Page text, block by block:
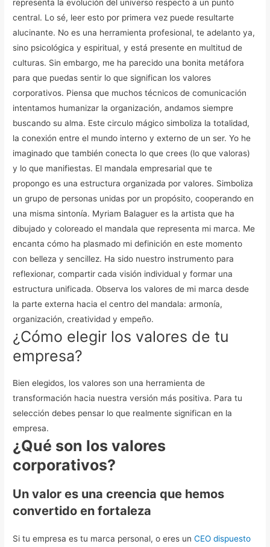
representa la evolución del universo respecto a un punto
central. Lo sé, leer esto por primera vez puede resultarte
alucinante. No es una herramienta profesional, te adelanto ya,
sino psicológica y espiritual, y está presente en multitud de
culturas. Sin embargo, me ha parecido una bonita metáfora
para que puedas sentir lo que significan los valores
corporativos. Piensa que muchos técnicos de comunicación
intentamos humanizar la organización, andamos siempre
buscando su alma. Este circulo mágico simboliza la totalidad,
la conexión entre el mundo interno y externo de un ser. Yo he
imaginado que también conecta lo que crees (lo que valoras)
y lo que manifiestas. El mandala empresarial que te
propongo es una estructura organizada por valores. Simboliza
un grupo de personas unidas por un propósito, cooperando en
una misma sintonía. Myriam Balaguer es la artista que ha
dibujado y coloreado el mandala que representa mi marca. Me
encanta cómo ha plasmado mi definición en este momento
con belleza y sencillez. Ha sido nuestro instrumento para
reflexionar, compartir cada visión individual y formar una
estructura unificada. Observa los valores de mi marca desde
la parte externa hacia el centro del mandala: armonía,
organización, creatividad y empeño.
¿Cómo elegir los valores de tu
empresa?
Bien elegidos, los valores son una herramienta de
transformación hacia nuestra versión más positiva. Para tu
selección debes pensar lo que realmente significan en la
empresa.
¿Qué son los valores
corporativos?
Un valor es una creencia que hemos
convertido en fortaleza
Si tu empresa es tu marca personal, o eres unCEO dispuesto